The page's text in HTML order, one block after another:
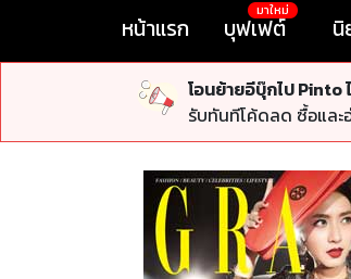
หน้าแรก บุฟเฟต์
มาใหม่
นิ
โอนย้ายอีบุ๊กไป Pinto
รับทันทีโค้ดลด ซื้อและ